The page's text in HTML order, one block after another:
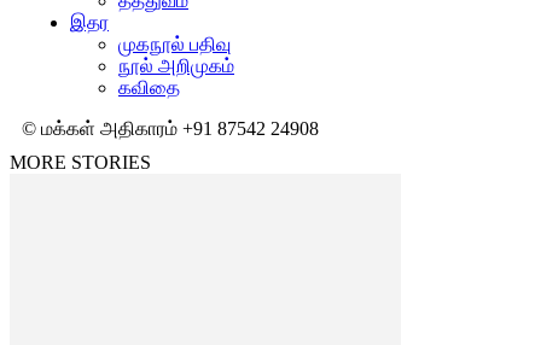
இதர
முகநூல் பதிவு
நூல் அறிமுகம்
கவிதை
© மக்கள் அதிகாரம் +91 87542 24908
MORE STORIES